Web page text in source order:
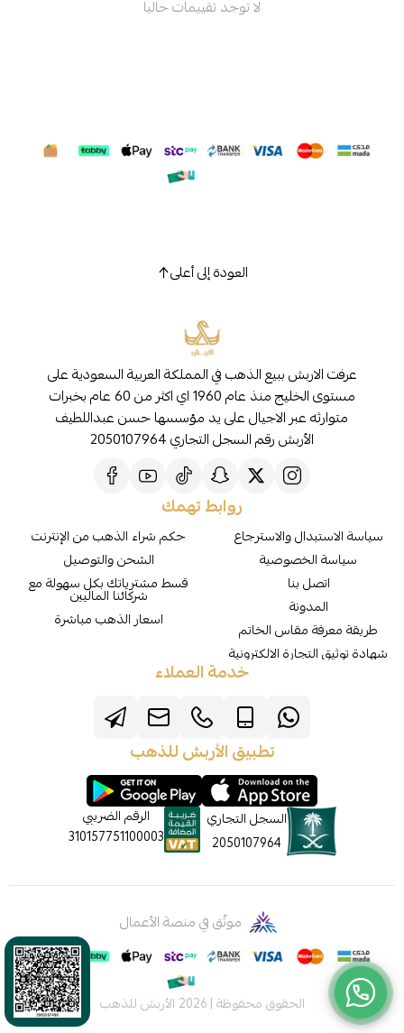
لا توجد تقييمات حاليا
العودة إلى أعلى
عرفت الاربش ببيع الذهب في المملكة العربية السعودية على
مستوى الخليج منذ عام 1960 اي اكثر من 60 عام بخبرات
متوارثه عبر الاجيال على يد مؤسسها حسن عبداللطيف
الأربش رقم السجل التجاري 2050107964
روابط تهمك
سياسة الاستبدال والاسترجاع
سياسة الخصوصية
اتصل بنا
المدونة
طريقة معرفة مقاس الخاتم
شهادة توثيق التجارة الالكترونية
حكم شراء الذهب من الإنترنت
الشحن والتوصيل
قسط مشترياتك بكل سهولة مع
شركائنا الماليين
اسعار الذهب مباشرة
خدمة العملاء
تطبيق الأربش للذهب
السجل التجاري
2050107964
الرقم الضريبي
310157751100003
موثّق في منصة الأعمال
الحقوق محفوظة | 2026 الأربش للذهب